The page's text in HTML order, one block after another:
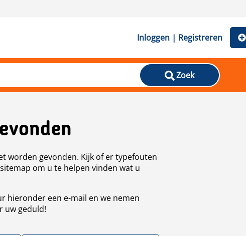
Inloggen | Registreren
Zoek
worden gevonden. Kijk of er typefouten
om u te helpen vinden wat u
hieronder een e-mail en we nemen
uw geduld!